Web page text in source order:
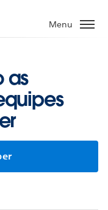
Menu
as